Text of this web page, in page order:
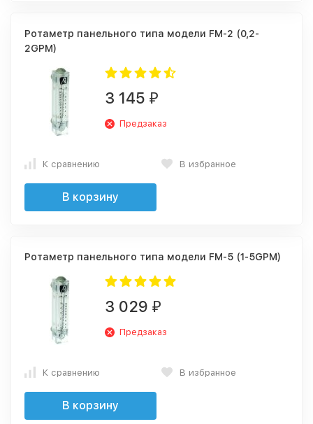
Ротаметр панельного типа модели FM-2 (0,2-
2GPM)
3 145 ₽
Предзаказ
К сравнению В избранное
В корзину
Ротаметр панельного типа модели FM-5 (1-5GPM)
3 029 ₽
Предзаказ
К сравнению В избранное
В корзину